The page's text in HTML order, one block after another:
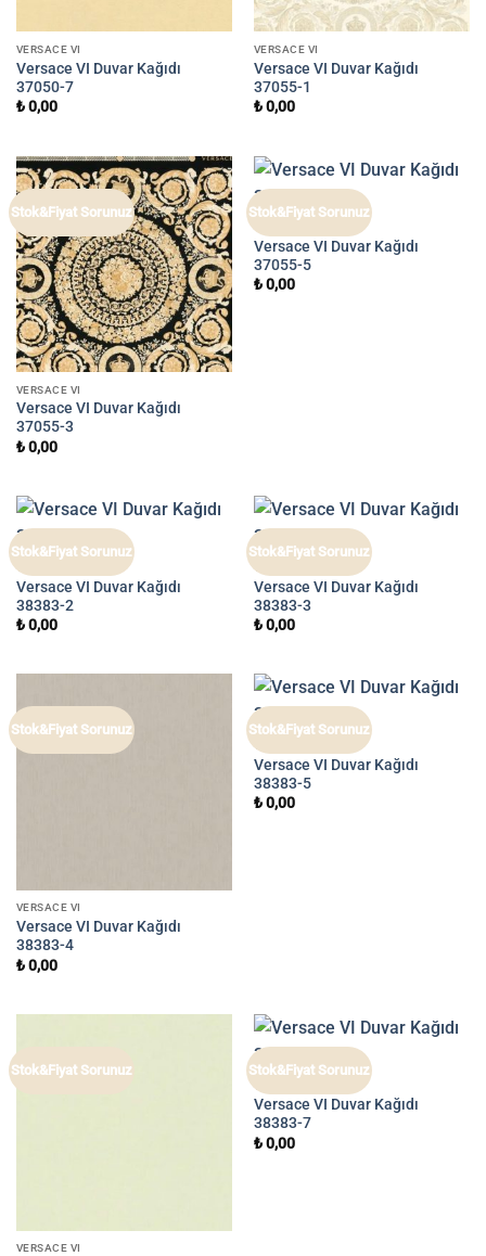
VERSACE VI
Versace VI Duvar Kağıdı
37050-7
₺0,00
VERSACE VI
Versace VI Duvar Kağıdı
37055-1
₺0,00
Stok&Fiyat Sorunuz
VERSACE VI
Versace VI Duvar Kağıdı
37055-3
₺0,00
Stok&Fiyat Sorunuz
Versace VI Duvar Kağıdı
37055-5
₺0,00
Stok&Fiyat Sorunuz
VERSACE VI
Versace VI Duvar Kağıdı
38383-2
₺0,00
Stok&Fiyat Sorunuz
VERSACE VI
Versace VI Duvar Kağıdı
38383-3
₺0,00
Stok&Fiyat Sorunuz
VERSACE VI
Versace VI Duvar Kağıdı
38383-4
₺0,00
Stok&Fiyat Sorunuz
VERSACE VI
Versace VI Duvar Kağıdı
38383-5
₺0,00
Stok&Fiyat Sorunuz
VERSACE VI
Stok&Fiyat Sorunuz
VERSACE VI
Versace VI Duvar Kağıdı
38383-7
₺0,00